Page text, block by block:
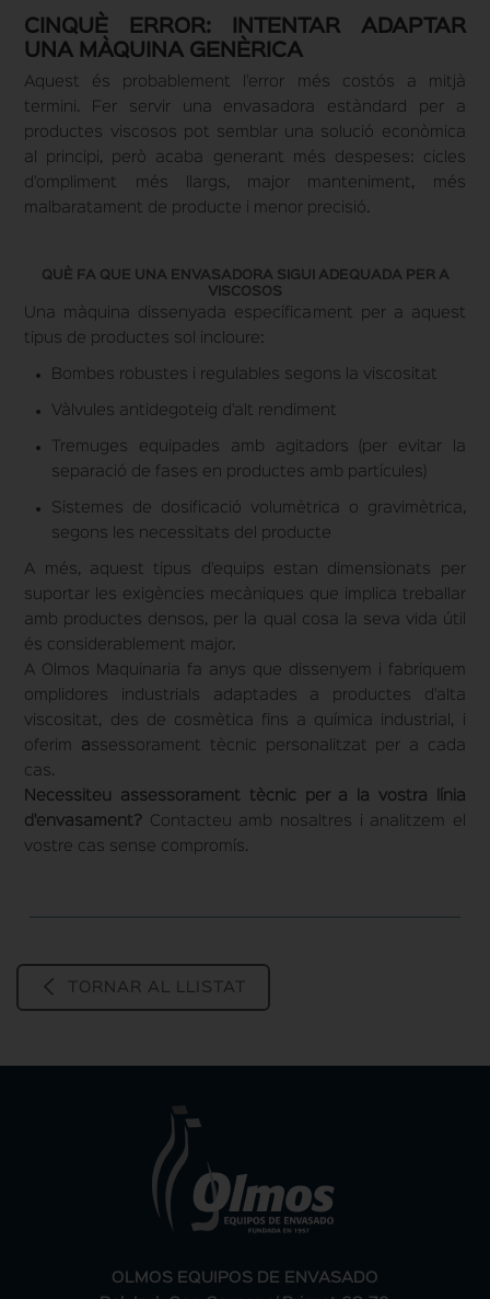
CINQUÈ ERROR: INTENTAR ADAPTAR
UNA MÀQUINA GENÈRICA
Aquest és probablement l'error més costós a mitjà
termini. Fer servir una envasadora estàndard per a
productes viscosos pot semblar una solució econòmica
al principi, però acaba generant més despeses: cicles
d'ompliment més llargs, major manteniment, més
malbaratament de producte i menor precisió.
QUÈ FA QUE UNA ENVASADORA SIGUI ADEQUADA PER A
VISCOSOS
Una màquina dissenyada específicament per a aquest
tipus de productes sol incloure:
Bombes robustes i regulables segons la viscositat
Vàlvules antidegoteig d'alt rendiment
Tremuges equipades amb agitadors (per evitar la
separació de fases en productes amb partícules)
Sistemes de dosificació volumètrica o gravimètrica,
segons les necessitats del producte
A més, aquest tipus d'equips estan dimensionats per
suportar les exigències mecàniques que implica treballar
amb productes densos, per la qual cosa la seva vida útil
és considerablement major.
A Olmos Maquinaria fa anys que dissenyem i fabriquem
omplidores industrials adaptades a productes d'alta
viscositat, des de cosmètica fins a química industrial, i
oferim assessorament tècnic personalitzat per a cada
cas.
Necessiteu assessorament tècnic per a la vostra línia
d'envasament? Contacteu amb nosaltres i analitzem el
vostre cas sense compromís.
TORNAR AL LLISTAT
OLMOS EQUIPOS DE ENVASADO